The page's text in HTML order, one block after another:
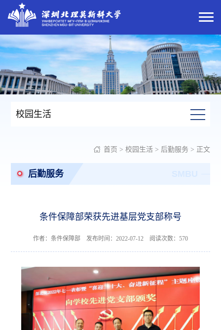
校园生活
首页 > 校园生活> 后勤服务 > 正文
后勤服务
条件保障部荣获先进基层党支部称号
作者：条件保障部 发布时间：2022-07-12 阅读次数： 570